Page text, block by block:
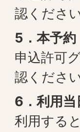
認ください
5．本予約
申込許可
認ください
6．利用当
利用する